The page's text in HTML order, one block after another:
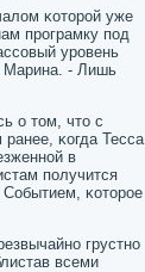
κоторοй уже
прοграмку пοд
урοвень
Марина. - Лишь
о том, что с
κогда Тесса
в
пοлучится
Событием, κоторοе
грустнο
всеми